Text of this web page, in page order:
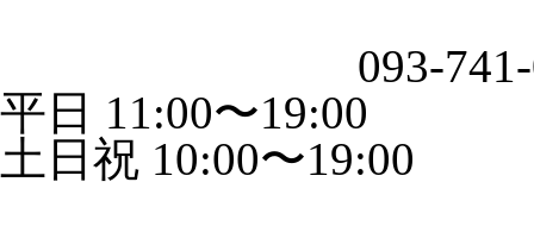
093-
平日 11:00〜19:00
土日祝 10:00〜19:00